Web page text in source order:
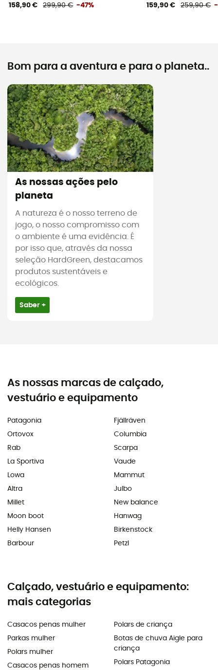
158,90 € 299,90 € -47% 159,90 € 259,90 € -
Bom para a aventura e para o planeta..
As nossas ações pelo
planeta
A natureza é o nosso terreno de
jogo, o nosso compromisso com
o ambiente é uma evidência. É
por isso que, através da nossa
seleção HardGreen, destacamos
produtos sustentáveis e
ecológicos.
Saber +
As nossas marcas de calçado,
vestuário e equipamento
Patagonia
Ortovox
Rab
La Sportiva
Lowa
Altra
Millet
Moon boot
Helly Hansen
Barbour
Fjällräven
Columbia
Scarpa
Vaude
Mammut
Julbo
New balance
Hanwag
Birkenstock
Petzl
Calçado, vestuário e equipamento:
mais categorias
Casacos penas mulher
Parkas mulher
Polars mulher
Casacos penas homem
Polars de criança
Botas de chuva Aigle para
criança
Polars Patagonia